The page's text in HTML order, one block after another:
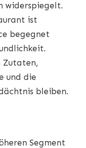
widerspiegelt.
ist
begegnet
Zutaten,
und die
bleiben.
Segment